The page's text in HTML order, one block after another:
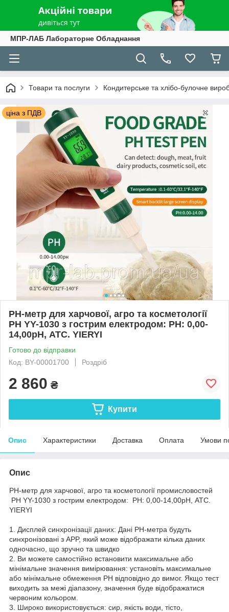
МПР-ЛАБ Лабораторне Обладнання
Товари та послуги Кондитерське та хлібо-булочне
ціна з ПДВ
PH-метр для харчової, агро та косметології
PH YY-1030 з гострим електродом: PH: 0,00-
14,00pH, АТС. YIERYI
Готово до відправки
Код: BY-00001700
Роздріб
2 860 ₴
Купити
Опис Характеристики Доставка Оплата Умови
Опис
PH-метр для харчової, агро та косметології промисловостей
PH YY-1030 з гострим електродом: PH: 0,00-14,00pH, АТС.
YIERYI
1. Дисплей синхронізації даних: Дані PH-метра будуть
синхронізовані з APP, який може відображати кілька даних
одночасно, що зручно та швидко
2. Ви можете самостійно встановити максимальне або
мінімальне значення вимірювання: установіть максимальне
або мінімальне обмеження PH відповідно до вимог. Якщо тест
виходить за межі діапазону, значення буде відображатися
червоним кольором.
3. Широко використовується: сир, якість води, тісто,